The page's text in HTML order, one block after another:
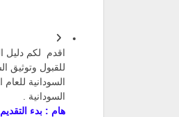
للقبول وتوثيق
السودانية .